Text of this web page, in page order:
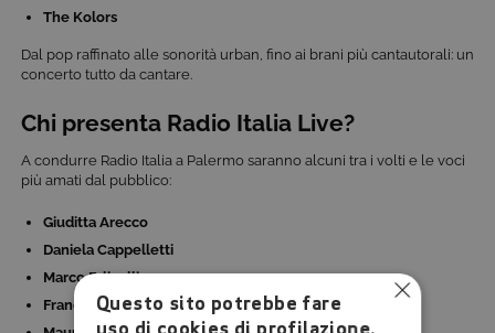
The Kolors
Dal pop raffinato alle sonorità urban, fino ai brani più cantautorali: un
concerto tutto da cantare.
Chi presenta Radio Italia Live?
A condurre Radio Italia a Palermo saranno alcuni tra i volti e le voci
più amati dal pubblico:
Giuditta Arecco
Daniela Cappelletti
Marco Falivelli
Francesca LetoQuesto sito potrebbe fare